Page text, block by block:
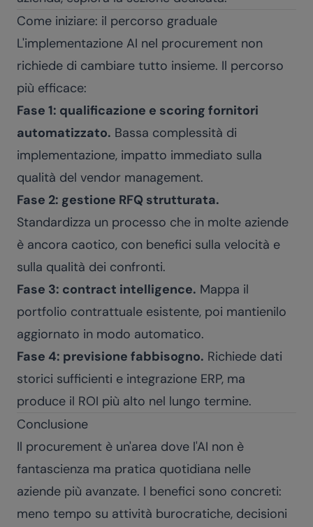
Come iniziare: il percorso graduale
L'implementazione AI nel procurement non
richiede di cambiare tutto insieme. Il percorso
più efficace:
Fase 1: qualificazione e scoring fornitori
automatizzato. Bassa complessità di
implementazione, impatto immediato sulla
qualità del vendor management.
Fase 2: gestione RFQ strutturata.
Standardizza un processo che in molte aziende
è ancora caotico, con benefici sulla velocità e
sulla qualità dei confronti.
Fase 3: contract intelligence. Mappa il
portfolio contrattuale esistente, poi mantienilo
aggiornato in modo automatico.
Fase 4: previsione fabbisogno. Richiede dati
storici sufficienti e integrazione ERP, ma
produce il ROI più alto nel lungo termine.
Conclusione
Il procurement è un'area dove l'AI non è
fantascienza ma pratica quotidiana nelle
aziende più avanzate. I benefici sono concreti:
meno tempo su attività burocratiche, decisioni